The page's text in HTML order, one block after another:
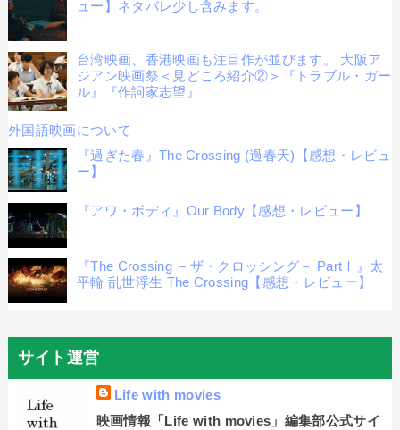
ュー】ネタバレ少し含みます。
台湾映画、香港映画も注目作が並びます。 大阪ア
ジアン映画祭＜見どころ紹介②＞『トラブル・ガー
ル』『作詞家志望』
外国語映画について
『過ぎた春』The Crossing (過春天)【感想・レビュ
ー】
『アワ・ボディ』Our Body【感想・レビュー】
『The Crossing －ザ・クロッシング－ PartⅠ』太
平輪 乱世浮生 The Crossing【感想・レビュー】
サイト運営
Life with movies
映画情報「Life with movies」編集部公式サイ